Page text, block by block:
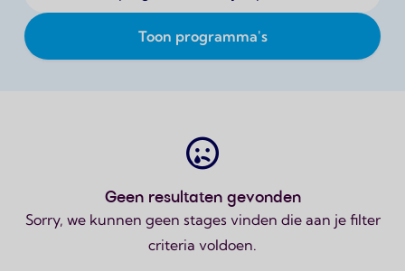
Toon programma's
Geen resultaten gevonden
Sorry, we kunnen geen stages vinden die aan je filter
criteria voldoen.